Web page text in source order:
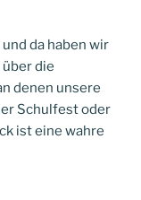
da haben wir
die
denen unsere
Schulfest oder
ist eine wahre